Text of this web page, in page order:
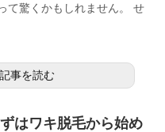
て驚くかもしれません。 せ
記事を読む
はワキ脱毛から始め